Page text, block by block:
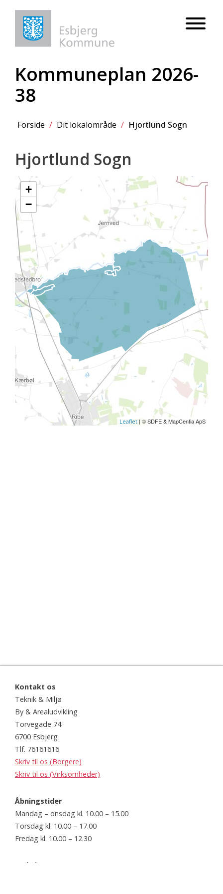
Kommuneplan 2026-
38
Forside / Dit lokalområde / Hjortlund Sogn
Hjortlund Sogn
+
−
Leaflet | © SDFE & MapCentia ApS
Kontakt os
Teknik & Miljø
By & Arealudvikling
Torvegade 74
6700 Esbjerg
Tlf. 76161616
Skriv til os (Borgere)
Skriv til os (Virksomheder)
Åbningstider
Mandag – onsdag kl. 10.00 – 15.00
Torsdag kl. 10.00 – 17.00
Fredag kl. 10.00 – 12.30
Website